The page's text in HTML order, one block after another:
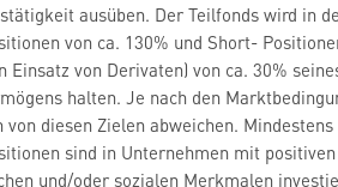
ausüben. Der Teilfonds wird in
von ca. 130% und Short-
Einsatz von Derivaten) von ca. 30%
halten. Je nach den
von diesen Zielen abweichen.
sind in Unternehmen mit positiven
und/oder sozialen Merkmalen